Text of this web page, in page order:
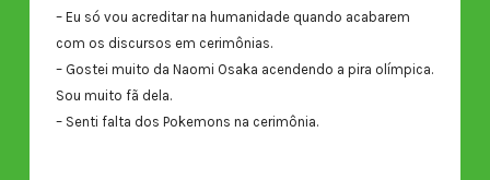
– Eu só vou acreditar na humanidade quando acabarem
com os discursos em cerimônias.
– Gostei muito da Naomi Osaka acendendo a pira olímpica.
Sou muito fã dela.
– Senti falta dos Pokemons na cerimônia.